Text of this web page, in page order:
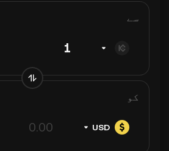
سے
کو
USD